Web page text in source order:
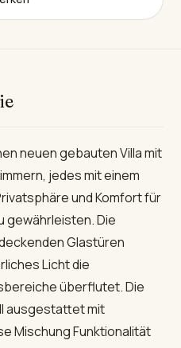
neuen gebauten Villa mit
jedes mit einem
und Komfort für
gewährleisten. Die
Glastüren
Licht die
überflutet. Die
ausgestattet mit
Mischung Funktionalität